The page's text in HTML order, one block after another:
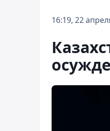
16:19, 22